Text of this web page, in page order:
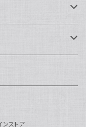
ストア